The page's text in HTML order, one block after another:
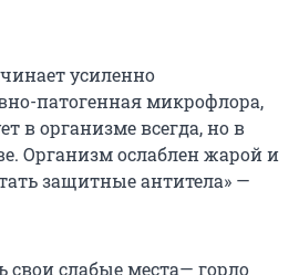
усиленно
патогенная микрофлора,
в организме всегда, но в
Организм ослаблен жарой и
защитные антитела» —
свои слабые места— горло